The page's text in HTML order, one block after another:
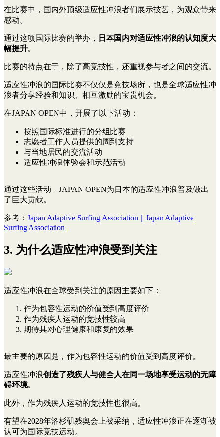
在比赛中，国内外顶级适应性冲浪者们展示技艺，为观众带来
感动。
通过这项国际比赛的举办，
日本国内对适应性冲浪的认知度大
幅提升。
比赛的特点在于，除了高竞技性，还重视参与者之间的交流。
适应性冲浪的国际比赛不仅仅是竞技场所，也是全球适应性冲
浪者分享经验和知识、相互激励的宝贵机会。
在JAPAN OPEN中，开展了以下活动：
按照国际标准进行的分组比赛
志愿者工作人员提供的周到支持
与当地居民的交流活动
适应性冲浪体验会和示范活动
通过这些活动，JAPAN OPEN为日本的适应性冲浪普及做出
了巨大贡献。
参考： Japan Adaptive Surfing Association｜Japan Adaptive
Surfing Association
3. 为什么适应性冲浪受到关注
适应性冲浪在全球受到关注的原因主要如下：
作为包容性运动的价值受到高度评价
作为残疾人运动的竞技性较高
期待其对心理健康和康复的效果
最主要的原因是，作为包容性运动的价值受到高度评价。
适应性冲浪创造了残疾人与健全人在同一场地享受运动的无障
碍环境。
此外，作为残疾人运动的竞技性也很高。
有望在2028年洛杉矶残奥会上被采纳，适应性冲浪正在逐渐被
认可为国际竞技运动。